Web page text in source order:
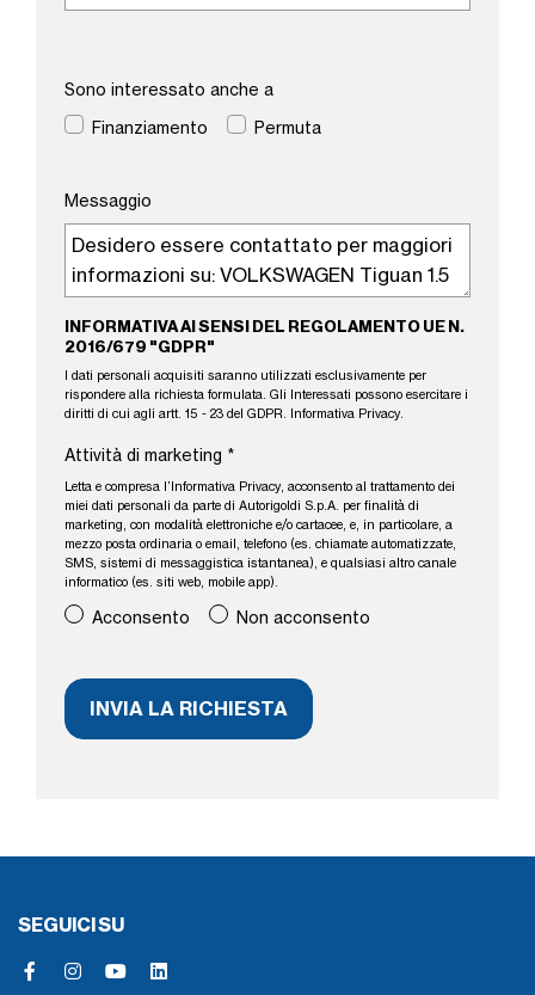
Sono interessato anche a
Finanziamento
Permuta
Messaggio
INFORMATIVA AI SENSI DEL REGOLAMENTO UE N.
2016/679 "GDPR"
I dati personali acquisiti saranno utilizzati esclusivamente per
rispondere alla richiesta formulata. Gli Interessati possono esercitare i
diritti di cui agli artt. 15 - 23 del GDPR.
Informativa Privacy.
Attività di marketing *
Letta e compresa l’ Informativa Privacy, acconsento al trattamento dei
miei dati personali da parte di Autorigoldi S.p.A. per finalità di
marketing, con modalità elettroniche e/o cartacee, e, in particolare, a
mezzo posta ordinaria o email, telefono (es. chiamate automatizzate,
SMS, sistemi di messaggistica istantanea), e qualsiasi altro canale
informatico (es. siti web, mobile app).
Acconsento Non acconsento
SEGUICI SU